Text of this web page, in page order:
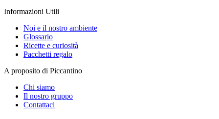
Informazioni Utili
Noi e il nostro ambiente
Glossario
Ricette e curiosità
Pacchetti regalo
A proposito di Piccantino
Chi siamo
Il nostro gruppo
Contattaci